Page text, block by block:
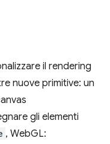
il rendering
nuove primitive: un
gli elementi
, WebGL: